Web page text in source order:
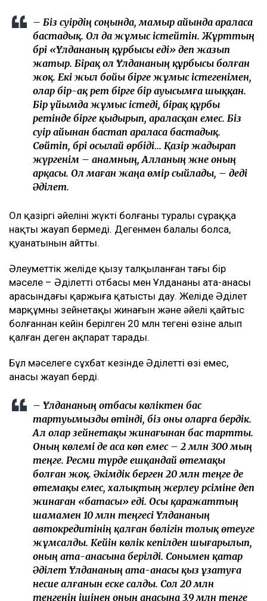
– Біз сәуірдің соңында, мамыр айында араласа
бастадық. Ол да жұмыс істейтін. Жұрттың
бәрі «Ұлдананың құрбысы еді» деп жазып
жатыр. Бірақ ол Ұлдананың құрбысы болған
жоқ. Екі жыл бойы бірге жұмыс істегенімен,
олар бір-ақ рет бірге бір ауысымға шыққан.
Бір ұйымда жұмыс істеді, бірақ құрбы
ретінде бірге қыдырып, араласқан емес. Біз
сәуір айынан бастап араласа бастадық.
Сөйтіп, бәрі осылай өрбіді... Қазір жадырап
жүргенім – анамның, Алланың және оның
арқасы. Ол маған жаңа өмір сыйлады, – деді
Әділет.
Ол қазіргі әйелінің жүкті болғаны туралы сұраққа
нақты жауап бермеді. Дегенмен балалы болса,
қуанатынын айтты.
Әлеуметтік желіде қызу талқыланған тағы бір
мәселе – Әділеттің отбасы мен Ұлдананың ата-анасы
арасындағы қаржыға қатысты дау. Желіде Әділет
марқұмның зейнетақы жинағын және әйелі қайтыс
болғаннан кейін берілген 20 млн теңгені өзіне алып
қалған деген ақпарат тарады.
Бұл мәселеге сұхбат кезінде Әділеттің өзі емес,
анасы жауап берді.
– Ұлдананың отбасы көліктен бас
тартуымызды өтінді, біз оны оларға бердік.
Ал олар зейнетақы жинағынан бас тартты.
Оның көлемі де аса көп емес – 2 млн 300 мың
теңге. Ресми түрде ешқандай өтемақы
болған жоқ. Әкімдік берген 20 млн теңге де
өтемақы емес, халықтың жерлеу рәсіміне деп
жинаған «батасы» еді. Осы қаражаттың
шамамен 10 млн теңгесі Ұлдананың
автокредитінің қалған бөлігін толық өтеуге
жұмсалды. Кейін көлік кепілден шығарылып,
оның ата-анасына берілді. Сонымен қатар
Әділет Ұлдананың ата-анасы қыз ұзатуға
несие алғанын еске салды. Сол 20 млн
теңгенің ішінен оның анасына 3,9 млн теңге